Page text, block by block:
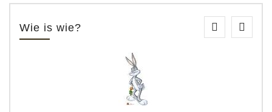
Wie is wie?